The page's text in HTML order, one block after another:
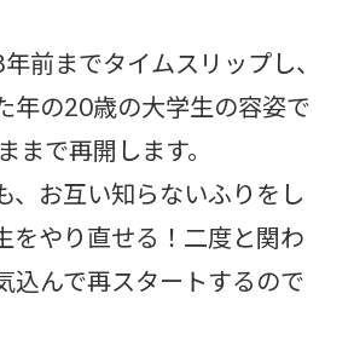
前までタイムスリップし、
年の20歳の大学生の容姿で
まで再開します。
、お互い知らないふりをし
をやり直せる！二度と関わ
込んで再スタートするので